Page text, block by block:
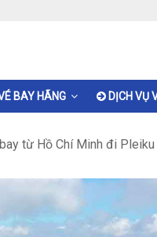
BAY HÃNG DỊCH VỤ
từ Hồ Chí Minh đi